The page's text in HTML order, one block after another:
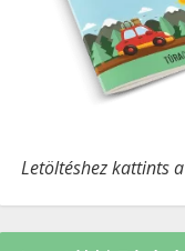
Letöltéshez kattints